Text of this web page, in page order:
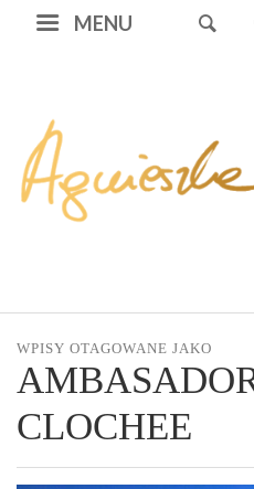
MENU
WPISY OTAGOWANE JAKO
CLOCHEE